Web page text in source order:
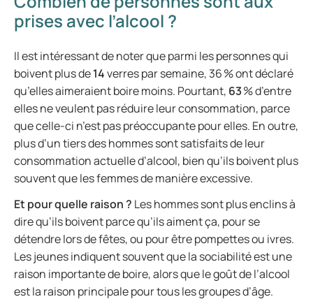
prises avec l’alcool ?
Il est intéressant de noter que parmi les personnes qui
boivent plus de14verres par semaine, 36 % ont déclaré
qu’elles aimeraient boire moins. Pourtant, 63% d’entre
elles ne veulent pas réduire leur consommation, parce
que celle-ci n’est pas préoccupante pour elles. En outre,
plus d’un tiers des hommes sont satisfaits de leur
consommation actuelle d’alcool, bien qu’ils boivent plus
souvent que les femmes de manière excessive.
Et pour quelle raison ? Les hommes sont plus enclins à
dire qu’ils boivent parce qu’ils aiment ça, pour se
détendre lors de fêtes, ou pour être pompettes ou ivres.
Les jeunes indiquent souvent que la sociabilité est une
raison importante de boire, alors que le goût de l’alcool
est la raison principale pour tous les groupes d’âge.